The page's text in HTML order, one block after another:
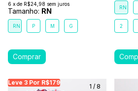
6 x de R$24,98 sem juros
Tamanho: RN
RN P M G
RN
2
Leve 3 Por R$179
Leve 3 Por R$179
1 / 8